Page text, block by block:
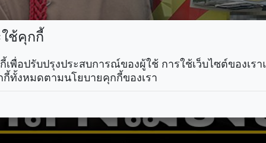
ช้คุกกี้
เพื่อปรับปรุงประสบการณ์ของผู้ใช้ การใช้เว็บไซต์ของเร
ทั้งหมดตามนโยบายคุกกี้ของเรา